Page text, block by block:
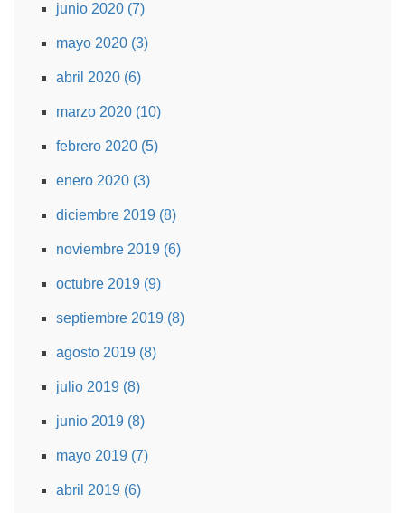
junio 2020 (7)
mayo 2020 (3)
abril 2020 (6)
marzo 2020 (10)
febrero 2020 (5)
enero 2020 (3)
diciembre 2019 (8)
noviembre 2019 (6)
octubre 2019 (9)
septiembre 2019 (8)
agosto 2019 (8)
julio 2019 (8)
junio 2019 (8)
mayo 2019 (7)
abril 2019 (6)